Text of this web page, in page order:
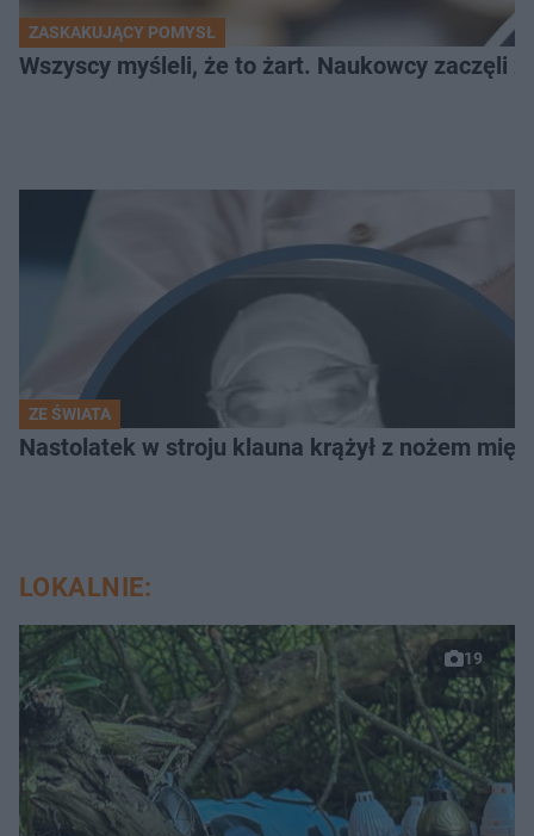
ZASKAKUJĄCY POMYSŁ
Wszyscy myśleli, że to żart. Naukowcy zaczęli
ZE ŚWIATA
Nastolatek w stroju klauna krążył z nożem
LOKALNIE:
19